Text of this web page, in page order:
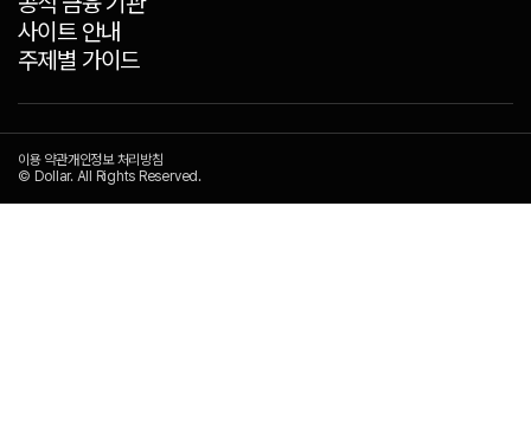
사이트 안내
주제별 가이드
이용 약관개인정보 처리방침
© Dollar. All Rights Reserved.